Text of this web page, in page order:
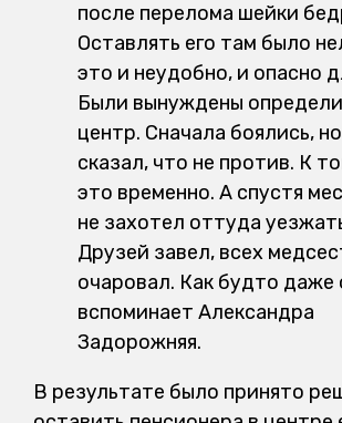
после перелома шейки
Оставлять его там было
это и неудобно, и опасно
Были вынуждены
центр. Сначала боялись,
сказал, что не против. К
это временно. А спустя
не захотел оттуда
Друзей завел, всех
очаровал. Как будто
вспоминает Александра
Задорожняя.
В результате было принято